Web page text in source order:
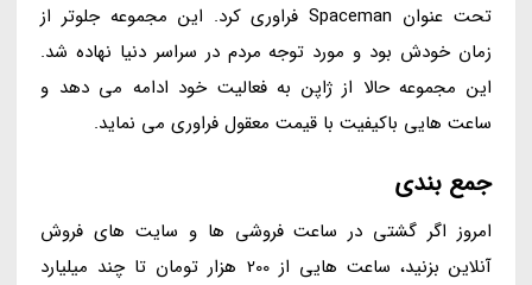
تحت عنوان Spaceman فراوری کرد. این مجموعه جلوتر از
زمان خودش بود و مورد توجه مردم در سراسر دنیا نهاده شد.
این مجموعه حالا از ژاپن به فعالیت خود ادامه می دهد و
ساعت هایی باکیفیت با قیمت معقول فراوری می نماید.
جمع بندی
امروز اگر گشتی در ساعت فروشی ها و سایت های فروش
آنلاین بزنید، ساعت هایی از 200 هزار تومان تا چند میلیارد